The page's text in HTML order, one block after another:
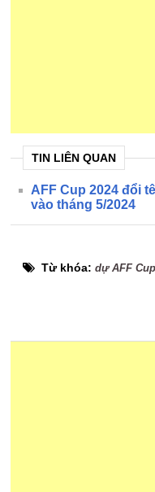
TIN LIÊN QUAN
AFF Cup 2024 đổi
vào tháng 5/2024
Từ khóa:dự AFF